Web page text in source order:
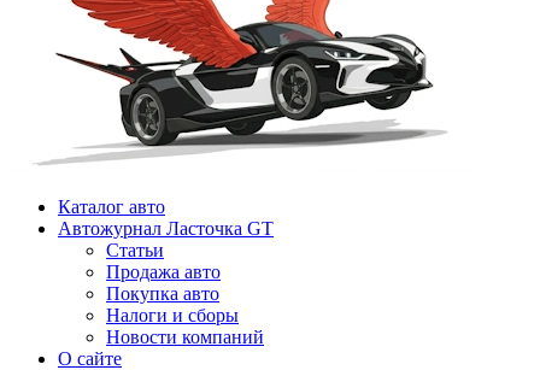
Каталог авто
Автожурнал Ласточка GT
Статьи
Продажа авто
Покупка авто
Налоги и сборы
Новости компаний
О сайте